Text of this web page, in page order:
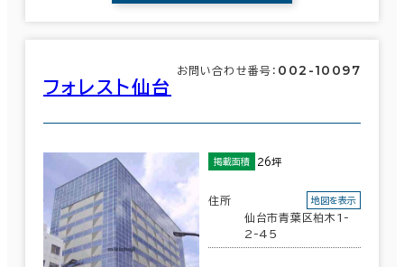
フォレスト仙台
お問い合わせ番号： 002-10097
掲載面積 26坪
住所
仙台市青葉区柏木1-
2-45
地図を表示